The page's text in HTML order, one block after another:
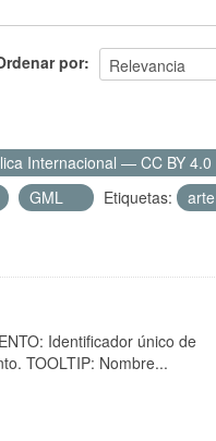
por
Internacional — CC BY 4.0
GML Etiquetas:
arte
Identificador único de
TOOLTIP: Nombre...